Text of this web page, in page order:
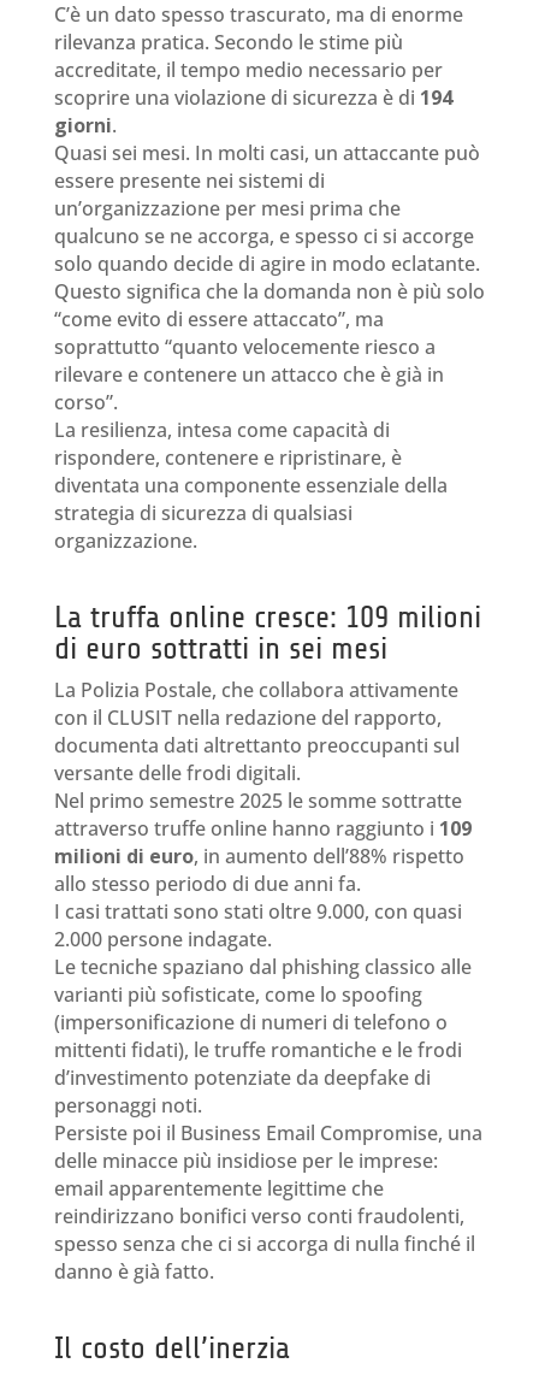
C’è un dato spesso trascurato, ma di enorme
rilevanza pratica. Secondo le stime più
accreditate, il tempo medio necessario per
scoprire una violazione di sicurezza è di 194
giorni.
Quasi sei mesi. In molti casi, un attaccante può
essere presente nei sistemi di
un’organizzazione per mesi prima che
qualcuno se ne accorga, e spesso ci si accorge
solo quando decide di agire in modo eclatante.
Questo significa che la domanda non è più solo
“come evito di essere attaccato”, ma
soprattutto “quanto velocemente riesco a
rilevare e contenere un attacco che è già in
corso”.
La resilienza, intesa come capacità di
rispondere, contenere e ripristinare, è
diventata una componente essenziale della
strategia di sicurezza di qualsiasi
organizzazione.
La truffa online cresce: 109 milioni
di euro sottratti in sei mesi
La Polizia Postale, che collabora attivamente
con il CLUSIT nella redazione del rapporto,
documenta dati altrettanto preoccupanti sul
versante delle frodi digitali.
Nel primo semestre 2025 le somme sottratte
attraverso truffe online hanno raggiunto i 109
milioni di euro, in aumento dell’88% rispetto
allo stesso periodo di due anni fa.
I casi trattati sono stati oltre 9.000, con quasi
2.000 persone indagate.
Le tecniche spaziano dal phishing classico alle
varianti più sofisticate, come lo spoofing
(impersonificazione di numeri di telefono o
mittenti fidati), le truffe romantiche e le frodi
d’investimento potenziate da deepfake di
personaggi noti.
Persiste poi il Business Email Compromise, una
delle minacce più insidiose per le imprese:
email apparentemente legittime che
reindirizzano bonifici verso conti fraudolenti,
spesso senza che ci si accorga di nulla finché il
danno è già fatto.
Il costo dell’inerzia